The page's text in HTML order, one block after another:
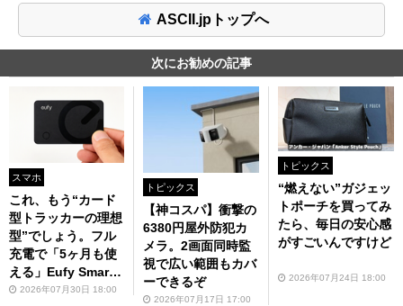
ASCII.jpトップへ
次にお勧めの記事
スマホ
これ、もう“カード
型トラッカーの理想
型”でしょう。フル
充電で「5ヶ月も使
える」Eufy SmartT
rack Card E40
2026年07月30日 18:00
トピックス
【神コスパ】衝撃の
6380円屋外防犯カ
メラ。2画面同時監
視で広い範囲もカバ
ーできるぞ
2026年07月17日 17:00
トピックス
“燃えない”ガジェッ
トポーチを買ってみ
たら、毎日の安心感
がすごいんですけど
2026年07月24日 18:00